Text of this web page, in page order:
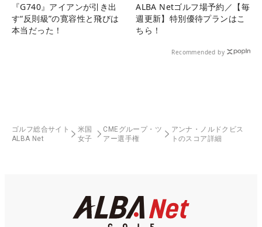
『G740』アイアンが引き出
す“反則級”の寛容性と飛びは
本当だった！
ALBA Netゴルフ場予約／【毎
週更新】特別優待プランはこ
ちら！
Recommended by
ゴルフ総合サイト
ALBA Net
米国
女子
CMEグループ・ツ
アー選手権
アンナ・ノルドクビス
トのスコア詳細